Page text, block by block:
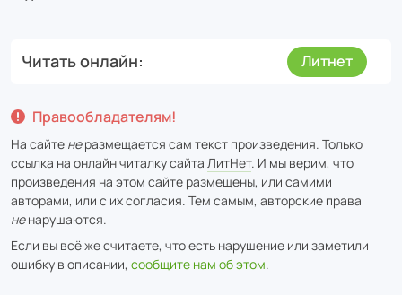
Читать онлайн Литнет
Правообладателям!
На сайте неразмещается сам текст произведения. Только
ссылка на онлайн читалку сайта ЛитНет. И мы верим, что
произведения на этом сайте размещены, или самими
авторами, или с их согласия. Тем самым, авторские права
ненарушаются.
Если вы всё же считаете, что есть нарушение или заметили
ошибку в описании, сообщите нам об этом.